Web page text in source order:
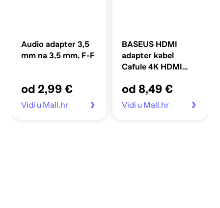
Audio adapter 3,5
mm na 3,5 mm, F-F
od 2,99 €
Vidi u Mall.hr
BASEUS HDMI
adapter kabel
Cafule 4K HDMI
muški, 5m, crni
od 8,49 €
Vidi u Mall.hr